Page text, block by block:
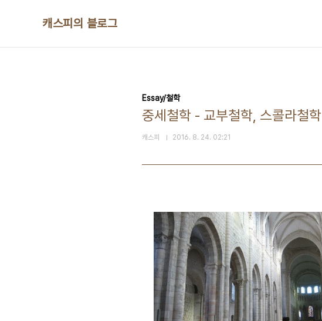
캐스피의 블로그
Essay/철학
중세철학 - 교부철학, 스콜라철학
캐스피 2016. 8. 24. 02:21